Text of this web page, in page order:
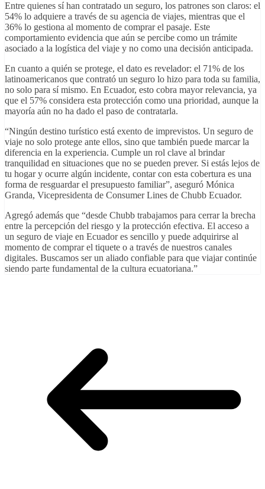
Entre quienes sí han contratado un seguro, los patrones son claros: el
54% lo adquiere a través de su agencia de viajes, mientras que el
36% lo gestiona al momento de comprar el pasaje. Este
comportamiento evidencia que aún se percibe como un trámite
asociado a la logística del viaje y no como una decisión anticipada.
En cuanto a quién se protege, el dato es revelador: el 71% de los
latinoamericanos que contrató un seguro lo hizo para toda su familia,
no solo para sí mismo. En Ecuador, esto cobra mayor relevancia, ya
que el 57% considera esta protección como una prioridad, aunque la
mayoría aún no ha dado el paso de contratarla.
“Ningún destino turístico está exento de imprevistos. Un seguro de
viaje no solo protege ante ellos, sino que también puede marcar la
diferencia en la experiencia. Cumple un rol clave al brindar
tranquilidad en situaciones que no se pueden prever. Si estás lejos de
tu hogar y ocurre algún incidente, contar con esta cobertura es una
forma de resguardar el presupuesto familiar”, aseguró Mónica
Granda, Vicepresidenta de Consumer Lines de Chubb Ecuador.
Agregó además que “desde Chubb trabajamos para cerrar la brecha
entre la percepción del riesgo y la protección efectiva. El acceso a
un seguro de viaje en Ecuador es sencillo y puede adquirirse al
momento de comprar el tiquete o a través de nuestros canales
digitales. Buscamos ser un aliado confiable para que viajar continúe
siendo parte fundamental de la cultura ecuatoriana.”